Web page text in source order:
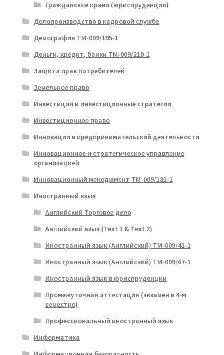
Гражданское право (юриспруденция)
Делопроизводство в кадровой службе
Демография ТМ-009/195-1
Деньги, кредит, банки ТМ-009/210-1
Защита прав потребителей
Земельное право
Инвестиции и инвестиционные стратегии
Инвестиционное право
Инновации в предпринимательской деятельности
Инновационное и стратегическое управление
организацией
Инновационный менеджмент ТМ-009/181-1
Иностранный язык
Английский Торговое дело
Английский язык (Text 1 & Text 2)
Иностранный язык (Английский) ТМ-009/41-1
Иностранный язык (Английский) ТМ-009/67-1
Иностранный язык в юриспруденции
Промежуточная аттестация (экзамен в 4-м
семестре)
Профессиональный иностранный язык
Информатика